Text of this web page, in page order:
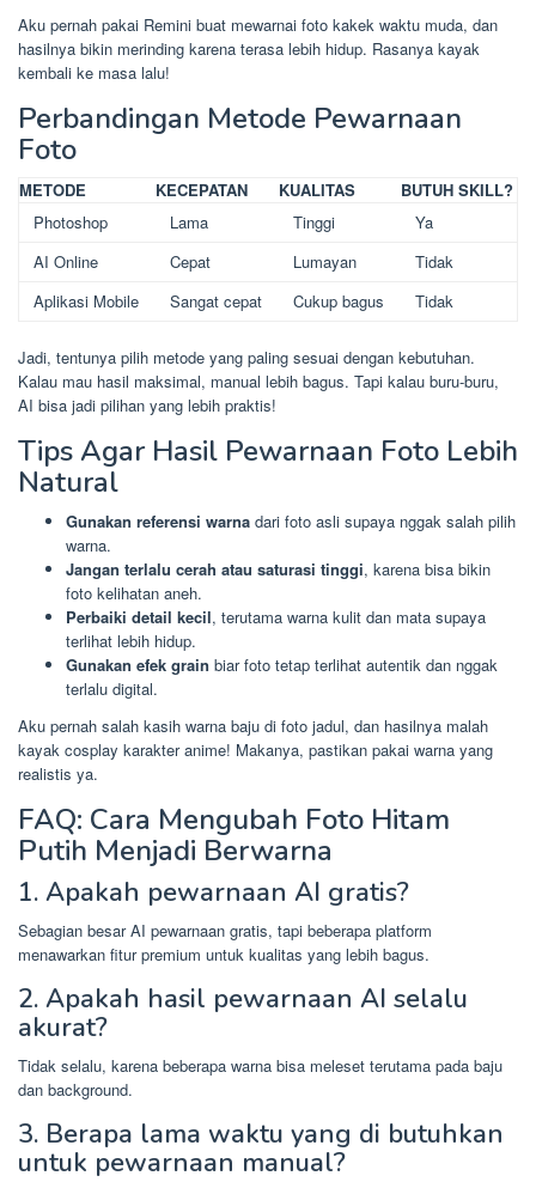
Aku pernah pakai Remini buat mewarnai foto kakek waktu muda, dan
hasilnya bikin merinding karena terasa lebih hidup. Rasanya kayak
kembali ke masa lalu!
Perbandingan Metode Pewarnaan
Foto
METODE KECEPATAN KUALITAS
BUTUH SKILL?
Photoshop
Lama Tinggi
Ya
AI Online
Cepat Lumayan
Tidak
Aplikasi Mobile
Sangat cepat Cukup bagus Tidak
Jadi, tentunya pilih metode yang paling sesuai dengan kebutuhan.
Kalau mau hasil maksimal, manual lebih bagus. Tapi kalau buru-buru,
AI bisa jadi pilihan yang lebih praktis!
Tips Agar Hasil Pewarnaan Foto Lebih
Natural
Gunakan referensi warna dari foto asli supaya nggak salah pilih
warna.
Jangan terlalu cerah atau saturasi tinggi, karena bisa bikin
foto kelihatan aneh.
Perbaiki detail kecil, terutama warna kulit dan mata supaya
terlihat lebih hidup.
Gunakan efek grain biar foto tetap terlihat autentik dan nggak
terlalu digital.
Aku pernah salah kasih warna baju di foto jadul, dan hasilnya malah
kayak cosplay karakter anime! Makanya, pastikan pakai warna yang
realistis ya.
FAQ: Cara Mengubah Foto Hitam
Putih Menjadi Berwarna
1. Apakah pewarnaan AI gratis?
Sebagian besar AI pewarnaan gratis, tapi beberapa platform
menawarkan fitur premium untuk kualitas yang lebih bagus.
2. Apakah hasil pewarnaan AI selalu
akurat?
Tidak selalu, karena beberapa warna bisa meleset terutama pada baju
dan background.
3. Berapa lama waktu yang di butuhkan
untuk pewarnaan manual?